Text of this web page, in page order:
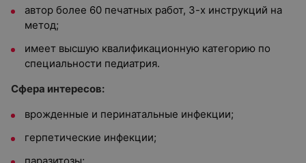
автор более 60 печатных работ, 3-х инструкций на
метод;
имеет высшую квалификационную категорию по
специальности педиатрия.
Сфера интересов:
врожденные и перинатальные инфекции;
герпетические инфекции;